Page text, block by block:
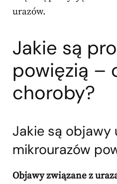
urazów.
Jakie są
powięzią –
choroby?
Jakie są objawy
mikrourazów
Objawy związane z